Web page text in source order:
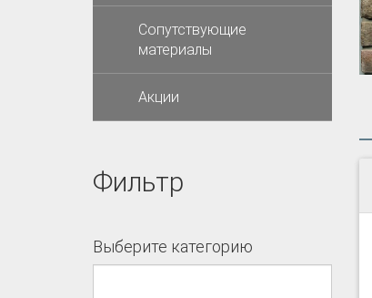
Сопутствующие
материалы
Акции
Фильтр
Выберите категорию